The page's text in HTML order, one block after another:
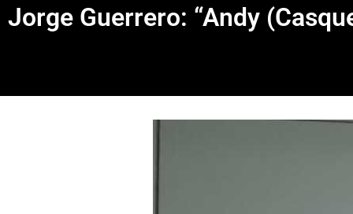
Jorge Guerrero: “Andy